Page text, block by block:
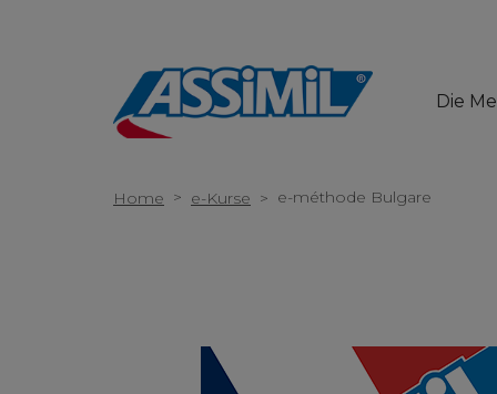
Die
Home > e-Kurse > e-méthode Bulgare